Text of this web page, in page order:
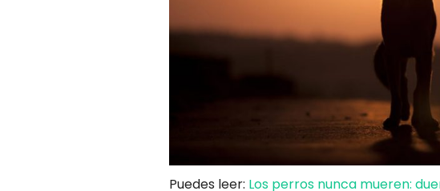
Puedes leer: Los perros nunca mueren: